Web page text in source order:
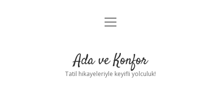
Anasayfa
Yasal Uyarı
menüyü
Ada ve Konfor
Tatil hikayeleriyle keyifli yolculuk!